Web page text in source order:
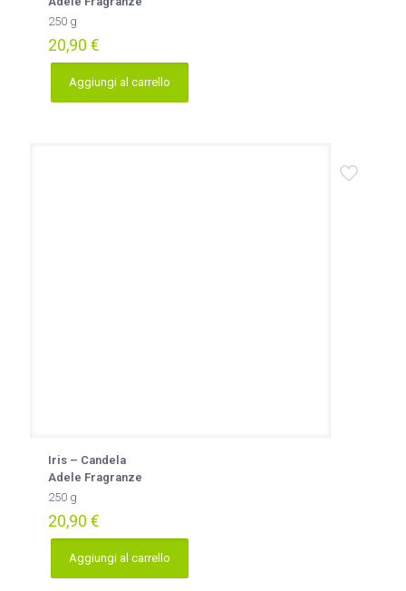
250 g
20,90 €
Aggiungi al carrello
Iris – Candela
Adele Fragranze
250 g
20,90 €
Aggiungi al carrello